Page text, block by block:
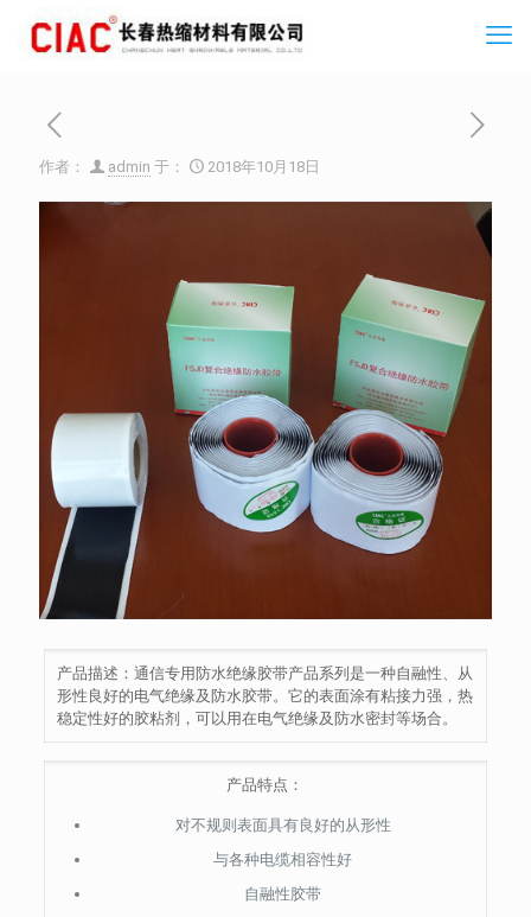
作者： admin 于： 2018年10月18日
产品描述：通信专用防水绝缘胶带产品系列是一种自融性、从
形性良好的电气绝缘及防水胶带。它的表面涂有粘接力强，热
稳定性好的胶粘剂，可以用在电气绝缘及防水密封等场合。
产品特点：
对不规则表面具有良好的从形性
与各种电缆相容性好
自融性胶带